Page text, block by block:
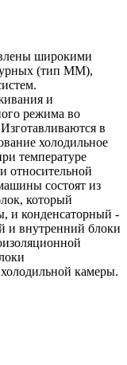
широкими
(тип ММ),
и
режима во
в
холодильное
температуре
относительной
состоят из
который
и конденсаторный -
и внутренний блоки
камеры.